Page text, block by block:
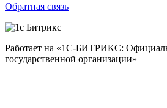
Обратная связь
Работает на «1С-БИТРИКС:
государственной организации»